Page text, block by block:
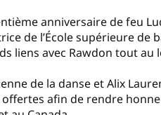
anniversaire de feu
de l’École supérieure de
liens avec Rawdon tout au
de la danse et Alix
afin de rendre